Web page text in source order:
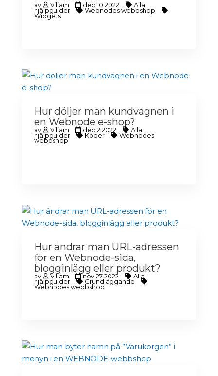
av Viliam dec 10 2022 Alla
hjälpguider Webnodes webbshop
Widgets
Hur döljer man kundvagnen i
en Webnode e-shop?
av Viliam dec 2 2022 Alla
hjälpguider Koder Webnodes
webbshop
Hur ändrar man URL-adressen
för en Webnode-sida,
blogginlägg eller produkt?
av Viliam nov 27 2022 Alla
hjälpguider Grundläggande
Webnodes webbshop